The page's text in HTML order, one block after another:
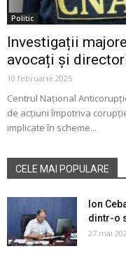
Politic
Investigații
avocați și
10 februarie 2025
Centrul Național
de acțiuni împotriva
implicate în scheme...
CELE MAI POPULARE
Ion
dintr-o
27 mai